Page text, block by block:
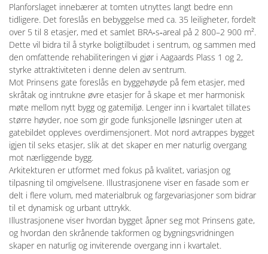
Planforslaget innebærer at tomten utnyttes langt bedre enn
tidligere. Det foreslås en bebyggelse med ca. 35 leiligheter, fordelt
over 5 til 8 etasjer, med et samlet BRA‑s‑areal på 2 800–2 900 m².
Dette vil bidra til å styrke boligtilbudet i sentrum, og sammen med
den omfattende rehabiliteringen vi gjør i Aagaards Plass 1 og 2,
styrke attraktiviteten i denne delen av sentrum.
Mot Prinsens gate foreslås en byggehøyde på fem etasjer, med
skråtak og inntrukne øvre etasjer for å skape et mer harmonisk
møte mellom nytt bygg og gatemiljø. Lenger inn i kvartalet tillates
større høyder, noe som gir gode funksjonelle løsninger uten at
gatebildet oppleves overdimensjonert. Mot nord avtrappes bygget
igjen til seks etasjer, slik at det skaper en mer naturlig overgang
mot nærliggende bygg.
Arkitekturen er utformet med fokus på kvalitet, variasjon og
tilpasning til omgivelsene. Illustrasjonene viser en fasade som er
delt i flere volum, med materialbruk og fargevariasjoner som bidrar
til et dynamisk og urbant uttrykk.
Illustrasjonene viser hvordan bygget åpner seg mot Prinsens gate,
og hvordan den skrånende takformen og bygningsvridningen
skaper en naturlig og inviterende overgang inn i kvartalet.